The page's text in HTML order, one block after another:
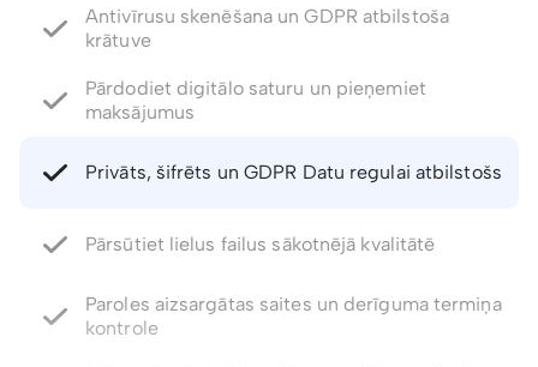
Pārdodiet digitālo saturu un pieņemiet
maksājumus
Privāts, šifrēts un GDPR Datu regulai atbilstošs
Pārsūtiet lielus failus sākotnējā kvalitātē
Paroles aizsargātas saites un derīguma termiņa
kontrole
Atjaunojiet izdzēstos failus un failu versijas līdz
pat 5 gadiem